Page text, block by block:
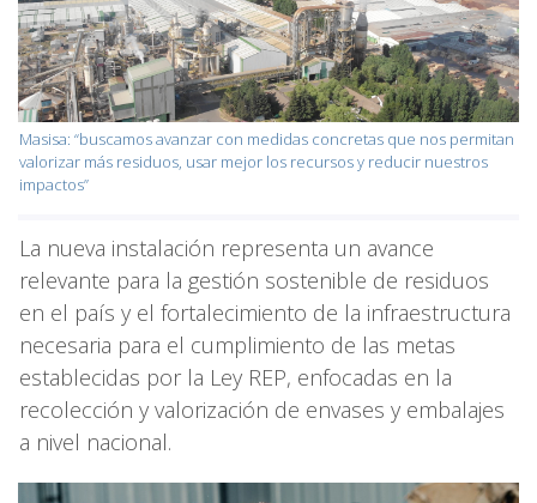
Masisa: “buscamos avanzar con medidas concretas que nos permitan
valorizar más residuos, usar mejor los recursos y reducir nuestros
impactos”
La nueva instalación representa un avance
relevante para la gestión sostenible de residuos
en el país y el fortalecimiento de la infraestructura
necesaria para el cumplimiento de las metas
establecidas por la Ley REP, enfocadas en la
recolección y valorización de envases y embalajes
a nivel nacional.